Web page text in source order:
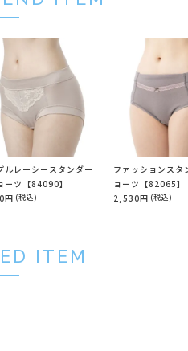
ルレーシースタンダー
ーツ【84090】
円 (税込)
ファッションスタ
ョーツ【82065】
2,530円 (税込)
ITEM